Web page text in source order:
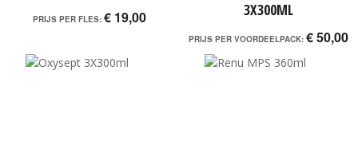
PRIJS PER FLES: € 19,00
3X300ML
PRIJS PER VOORDEELPACK: € 50,00